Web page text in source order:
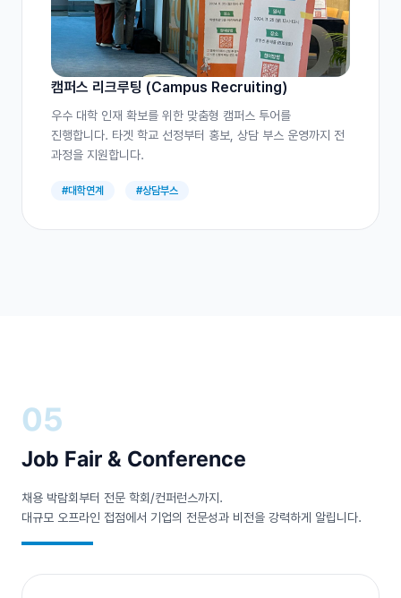
캠퍼스 리크루팅 (Campus Recruiting)
우수 대학 인재 확보를 위한 맞춤형 캠퍼스 투어를
진행합니다. 타겟 학교 선정부터 홍보, 상담 부스 운영까지 전
과정을 지원합니다.
#대학연계 #상담부스
05
Job Fair & Conference
채용 박람회부터 전문 학회/컨퍼런스까지.
대규모 오프라인 접점에서 기업의 전문성과 비전을 강력하게 알립니다.